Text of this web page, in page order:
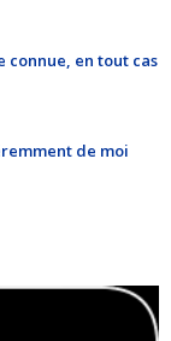
connue, en tout cas
de moi